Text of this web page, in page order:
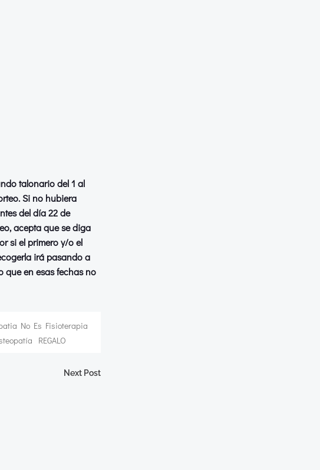
talonario del 1 al
Si no hubiera
del día 22 de
acepta que se diga
si el primero y/o el
irá pasando a
que en esas fechas no
No Es Fisioterapia
REGALO
Next Post